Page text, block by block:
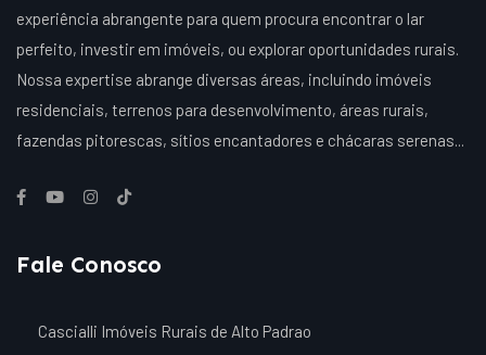
experiência abrangente para quem procura encontrar o lar
perfeito, investir em imóveis, ou explorar oportunidades rurais.
Nossa expertise abrange diversas áreas, incluindo imóveis
residenciais, terrenos para desenvolvimento, áreas rurais,
fazendas pitorescas, sítios encantadores e chácaras serenas...
Fale Conosco
Cascialli Imóveis Rurais de Alto Padrao